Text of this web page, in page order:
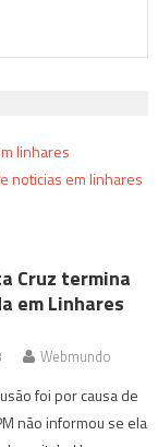
Cruz termina
em Linhares
Webmundo
foi por causa de
não informou se ela